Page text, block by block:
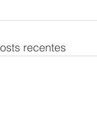
recentes